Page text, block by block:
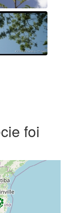
foi